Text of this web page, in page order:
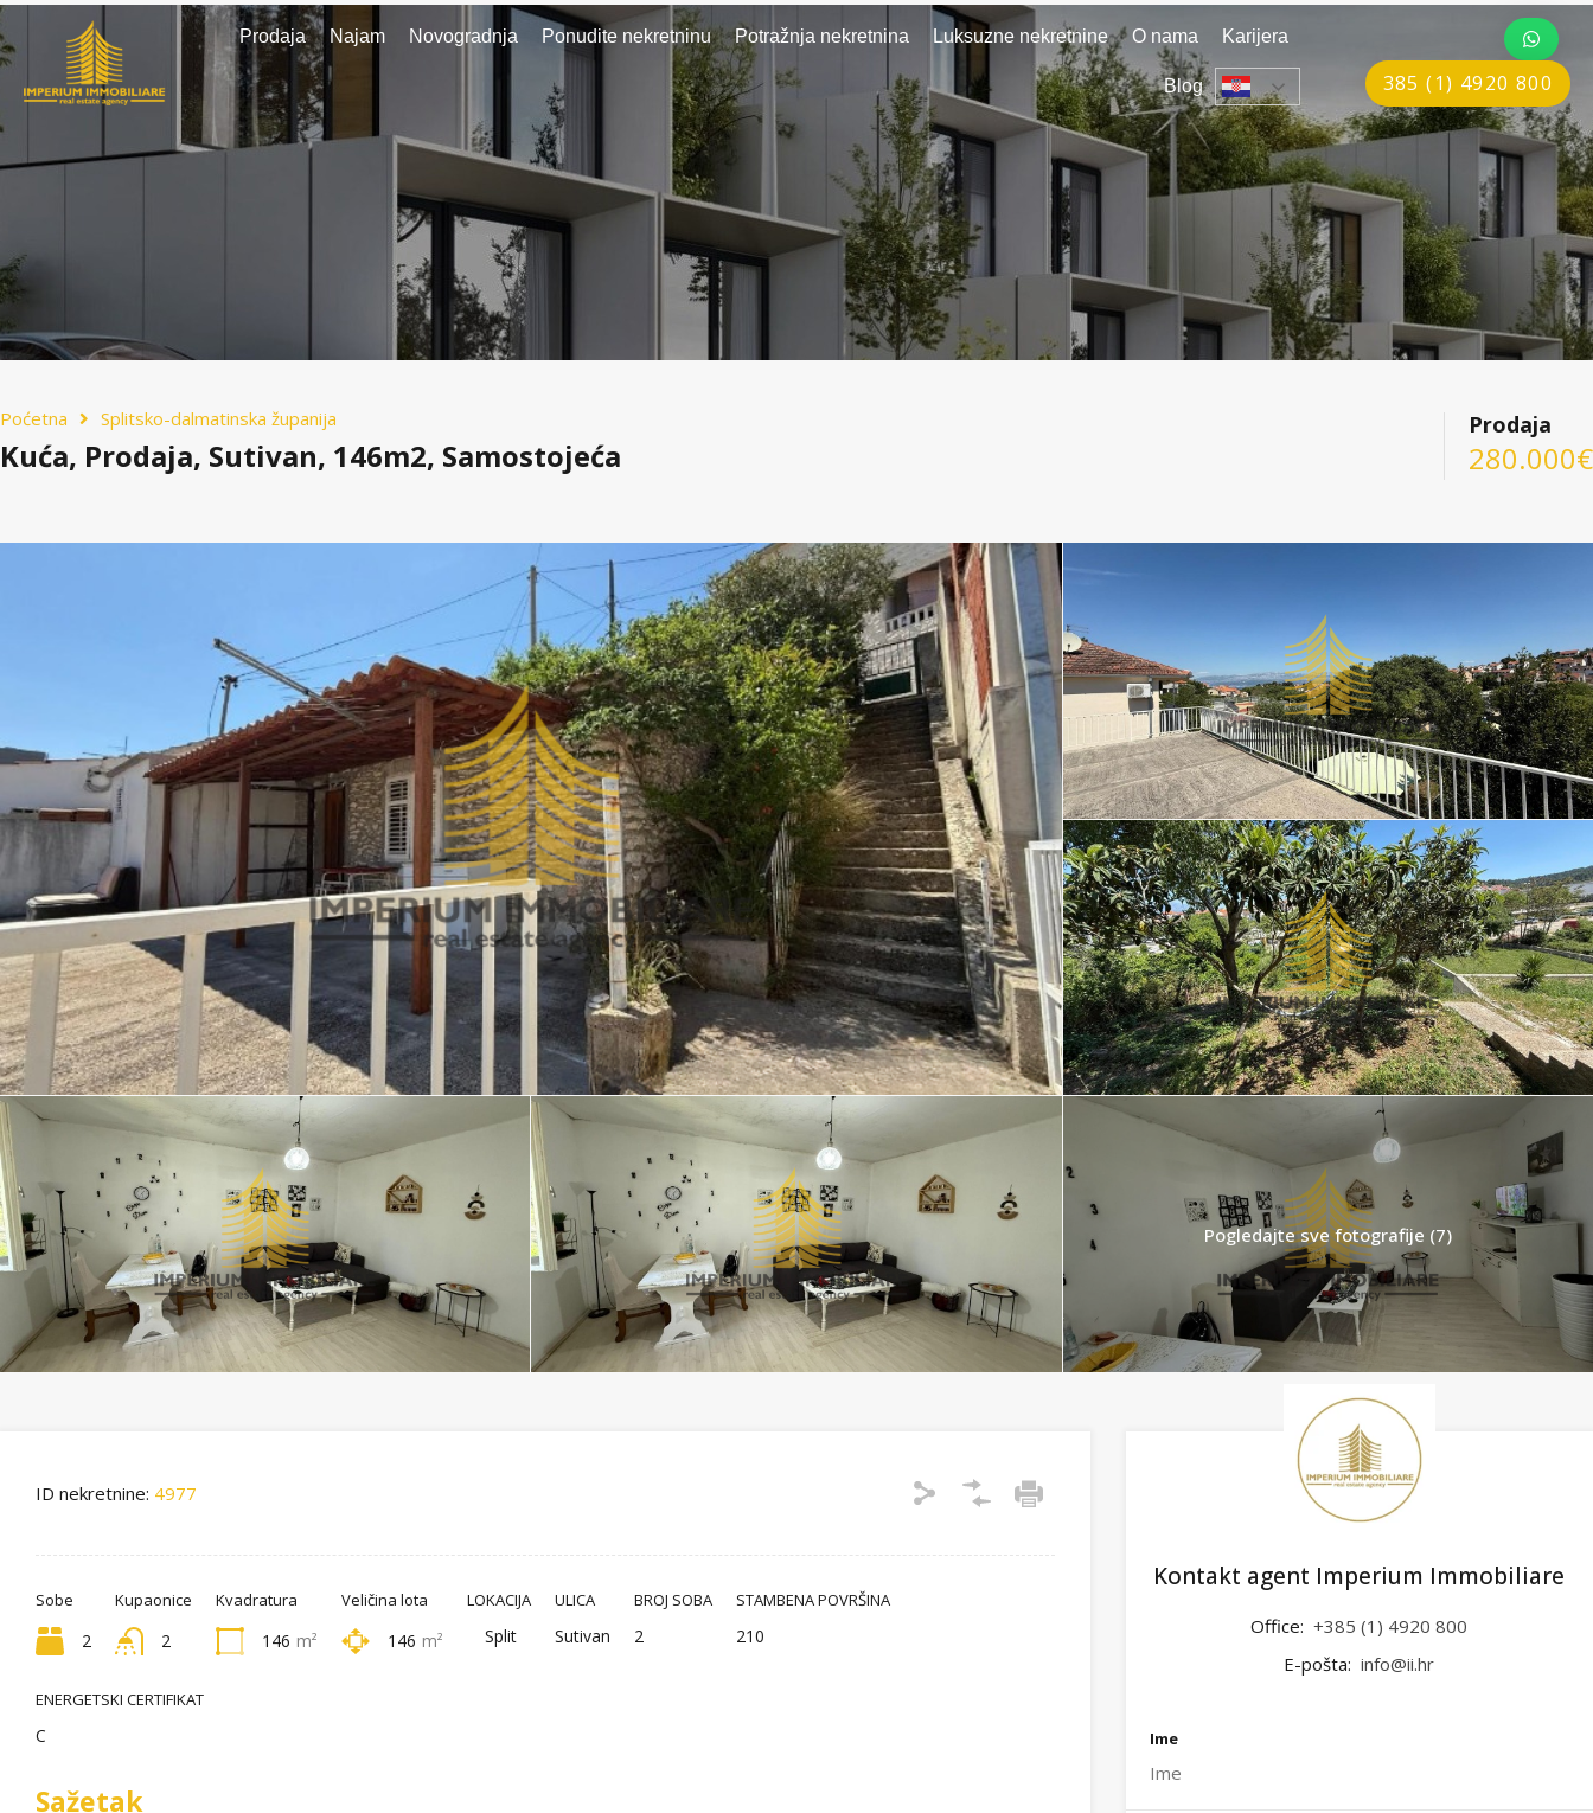
Prodaja Najam Novogradnja Ponudite nekretninu Potražnja nekretnina Luksuzne nekretnine O nama Karijera
Blog 385 (1) 4920 800
Poćetna Splitsko-dalmatinska županija
Kuća, Prodaja, Sutivan, 146m2, Samostojeća
Prodaja
280.000€
Pogledajte sve fotografije (7)
ID nekretnine: 4977
Sobe
2
Kupaonice
2
Kvadratura
146 m²
Veličina lota
146 m²
LOKACIJA
Split
ULICA
Sutivan
BROJ SOBA
2
STAMBENA POVRŠINA
210
ENERGETSKI CERTIFIKAT
C
Sažetak
Kontakt agent Imperium Immobiliare
Office: +385 (1) 4920 800
E-pošta: info@ii.hr
Ime